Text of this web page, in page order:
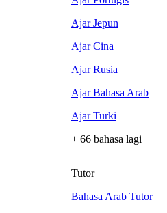
Ajar Jepun
Ajar Cina
Ajar Rusia
Ajar Bahasa Arab
Ajar Turki
+ 66 bahasa lagi
Tutor
Bahasa Arab Tutor